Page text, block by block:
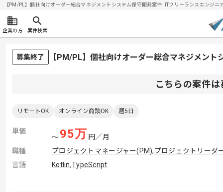
【PM/PL】個社向けオーダー総合マネジメントシステム保守開発案件| ITフリーランスエンジ
企業の方 案件検索
募集終了 【PM/PL】個社向けオーダー総合マネジメン
こちらの案件
リモートOK オンライン商談OK 週5日
単価
〜95万 円／月
職種
プロジェクトマネージャー(PM),プロジェクトリーダ
言語
Kotlin,TypeScript